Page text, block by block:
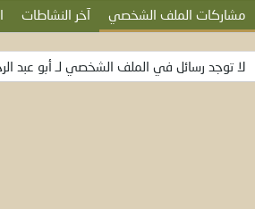
مشاركات الملف الشخصي آخر النشاطات
لا توجد رسائل في الملف الشخصي لـ أبو عبد